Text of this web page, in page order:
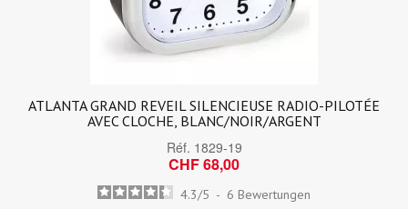
ATLANTA GRAND REVEIL SILENCIEUSE RADIO-PILOTÉE
AVEC CLOCHE, BLANC/NOIR/ARGENT
Réf. 1829-19
CHF 68,00
4.3/5 - 6 Bewertungen